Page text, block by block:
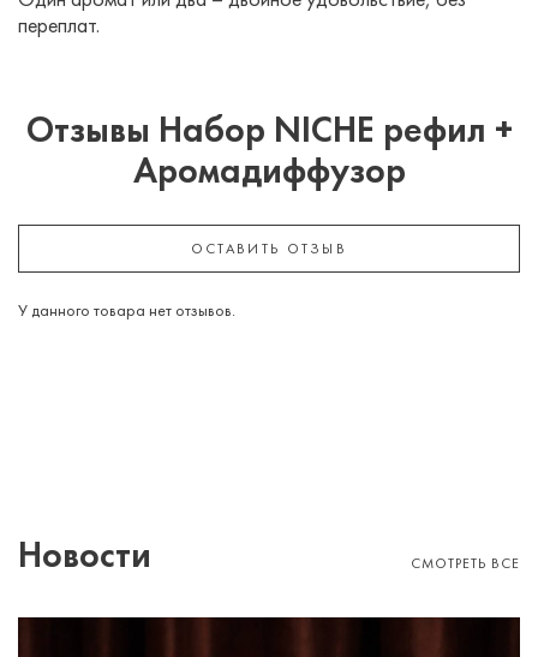
переплат.
Отзывы Набор NICHE рефил +
Аромадиффузор
ОСТАВИТЬ ОТЗЫВ
У данного товара нет отзывов.
Новости СМОТРЕТЬ ВСЕ